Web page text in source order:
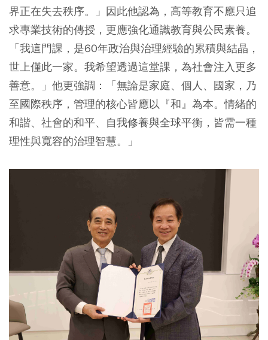
界正在失去秩序。」因此他認為，高等教育不應只追
求專業技術的傳授，更應強化通識教育與公民素養。
「我這門課，是60年政治與治理經驗的累積與結晶，
世上僅此一家。我希望透過這堂課，為社會注入更多
善意。」他更強調：「無論是家庭、個人、國家，乃
至國際秩序，管理的核心皆應以『和』為本。情緒的
和諧、社會的和平、自我修養與全球平衡，皆需一種
理性與寬容的治理智慧。」